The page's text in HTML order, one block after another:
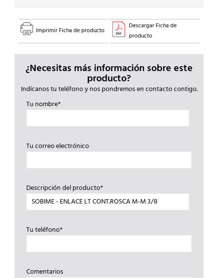
Imprimir Ficha de producto
Descargar Ficha de
producto
¿Necesitas más información sobre este
producto?
Indícanos tu teléfono y nos pondremos en contacto contigo.
Tu nombre*
Tu correo electrónico
Descripción del producto*
Tu teléfono*
Comentarios